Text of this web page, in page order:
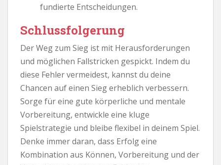
fundierte Entscheidungen.
Schlussfolgerung
Der Weg zum Sieg ist mit Herausforderungen
und möglichen Fallstricken gespickt. Indem du
diese Fehler vermeidest, kannst du deine
Chancen auf einen Sieg erheblich verbessern.
Sorge für eine gute körperliche und mentale
Vorbereitung, entwickle eine kluge
Spielstrategie und bleibe flexibel in deinem Spiel.
Denke immer daran, dass Erfolg eine
Kombination aus Können, Vorbereitung und der